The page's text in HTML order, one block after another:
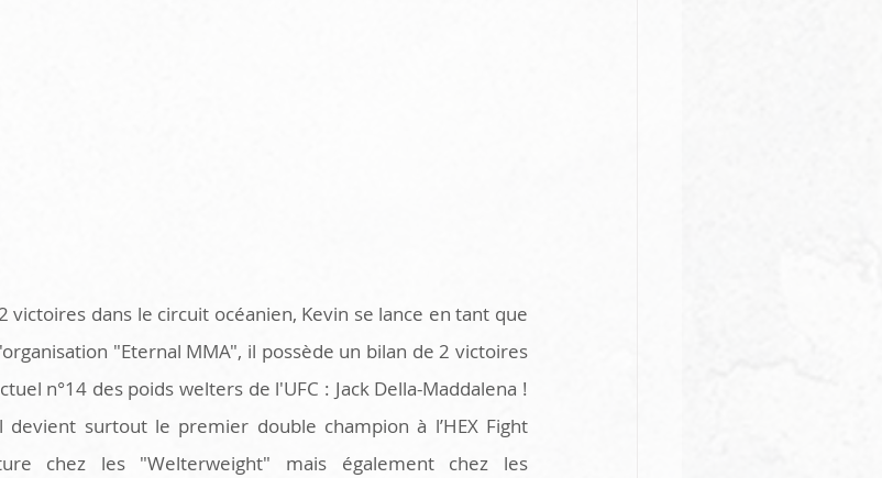
dans le circuit océanien, Kevin se lance en tant que
"Eternal MMA", il possède un bilan de 2 victoires
n°14 des poids welters de l'UFC : Jack Della-Maddalena !
surtout le premier double champion à l’HEX Fight
chez les "Welterweight" mais également chez les